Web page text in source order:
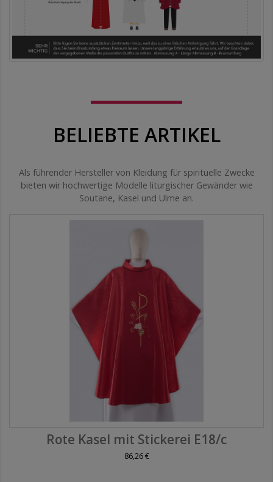
BELIEBTE ARTIKEL
Als führender Hersteller von Kleidung für spirituelle Zwecke
bieten wir hochwertige Modelle liturgischer Gewänder wie
Soutane, Kasel und Ulme an.
Rote Kasel mit Stickerei E18/c
86,26 €